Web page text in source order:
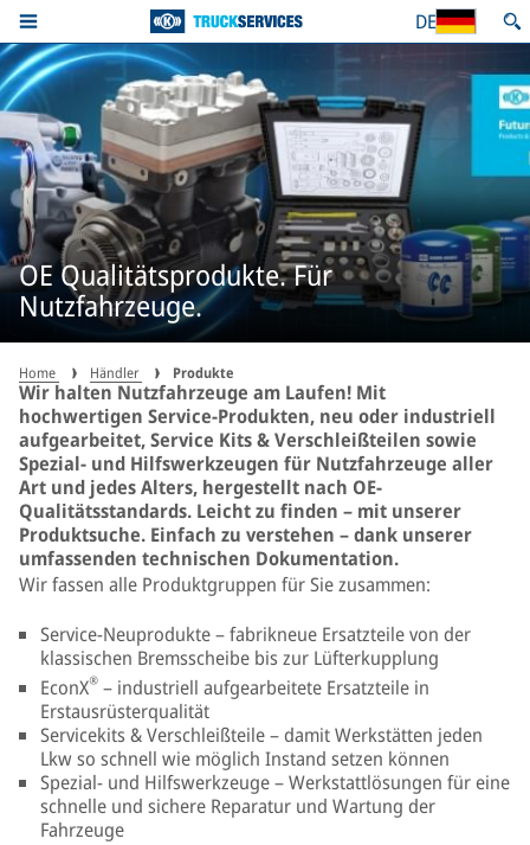
DE
OE Qualitätsprodukte. Für
Nutzfahrzeuge.
Home Händler Produkte
Wir halten Nutzfahrzeuge am Laufen! Mit
hochwertigen Service-Produkten, neu oder industriell
aufgearbeitet, Service Kits & Verschleißteilen sowie
Spezial- und Hilfswerkzeugen für Nutzfahrzeuge aller
Art und jedes Alters, hergestellt nach OE-
Qualitätsstandards. Leicht zu finden – mit unserer
Produktsuche. Einfach zu verstehen – dank unserer
umfassenden technischen Dokumentation.
Wir fassen alle Produktgruppen für Sie zusammen:
Service-Neuprodukte – fabrikneue Ersatzteile von der
klassischen Bremsscheibe bis zur Lüfterkupplung
EconX® – industriell aufgearbeitete Ersatzteile in
Erstausrüsterqualität
Servicekits & Verschleißteile – damit Werkstätten jeden
Lkw so schnell wie möglich Instand setzen können
Spezial- und Hilfswerkzeuge – Werkstattlösungen für eine
schnelle und sichere Reparatur und Wartung der
Fahrzeuge